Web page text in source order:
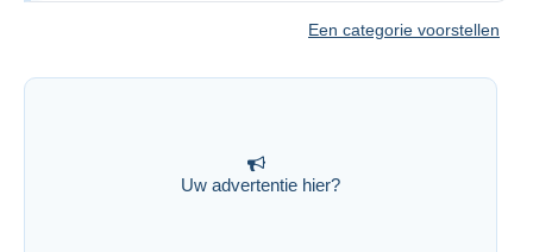
Uw advertentie hier?
Een categorie voorstellen